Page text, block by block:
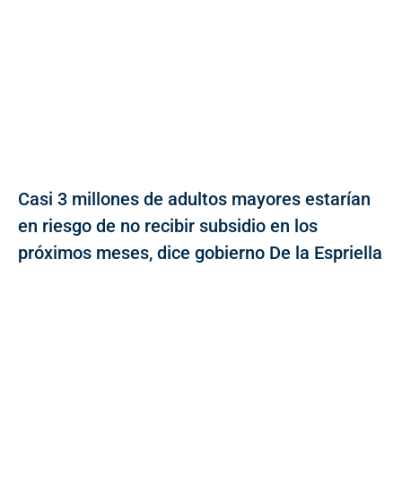
Casi 3 millones de adultos mayores estarían
en riesgo de no recibir subsidio en los
próximos meses, dice gobierno De la Espriella